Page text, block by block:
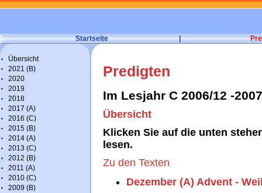
Startseite |
Übersicht
2021 (B)
2020
2019
2018
2017 (A)
2016 (C)
2015 (B)
2014 (A)
2013 (C)
2012 (B)
2011 (A)
2010 (C)
2009 (B)
Predigten
Im Lesjahr C 2006/12 -
Übersicht
Klicken Sie auf die unten
lesen.
Zu den Texten
Dezember (A) Advent -